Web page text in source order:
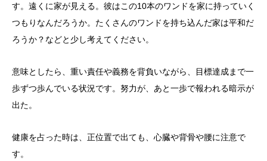
す。遠くに家が見える。彼はこの10本のワンドを家に持っていく
つもりなんだろうか。たくさんのワンドを持ち込んだ家は平和だ
ろうか？などと少し考えてください。
意味としたら、重い責任や義務を背負いながら、目標達成まで一
歩ずつ歩んでいる状況です。努力が、あと一歩で報われる暗示が
出た。
健康を占った時は、正位置で出ても、心臓や背骨や腰に注意で
す。